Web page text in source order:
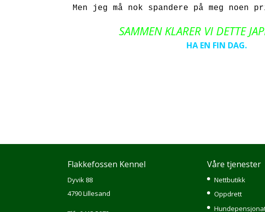
Men jeg må nok spandere på meg
SAMMEN KLARER VI DETTE
HA EN FIN DAG.
Flakkefossen Kennel
Dyvik 88
4790 Lillesand
Våre tjenester
Nettbutikk
Oppdrett